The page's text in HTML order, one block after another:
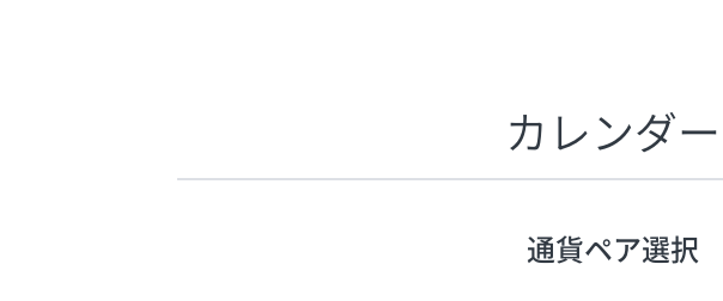
あたりの
ポイント
カレンダー
通貨ペア選択